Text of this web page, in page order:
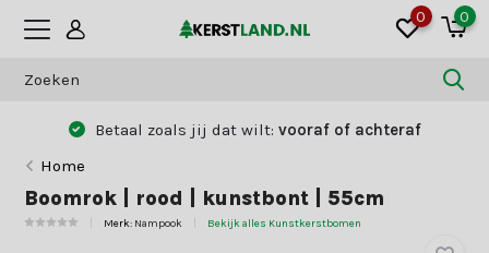
0 0
Betaal zoals jij dat wilt: vooraf of achteraf
Home
Boomrok | rood | kunstbont | 55cm
Merk: Nampook Bekijk alles Kunstkerstbomen